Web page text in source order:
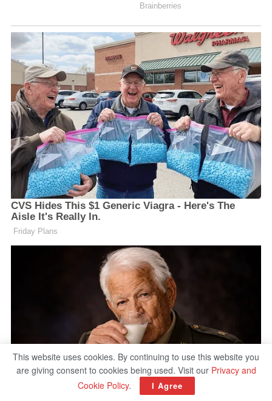
This website uses cookies. By continuing to use this website you
are giving consent to cookies being used. Visit our Privacy and
Cookie Policy. I Agree